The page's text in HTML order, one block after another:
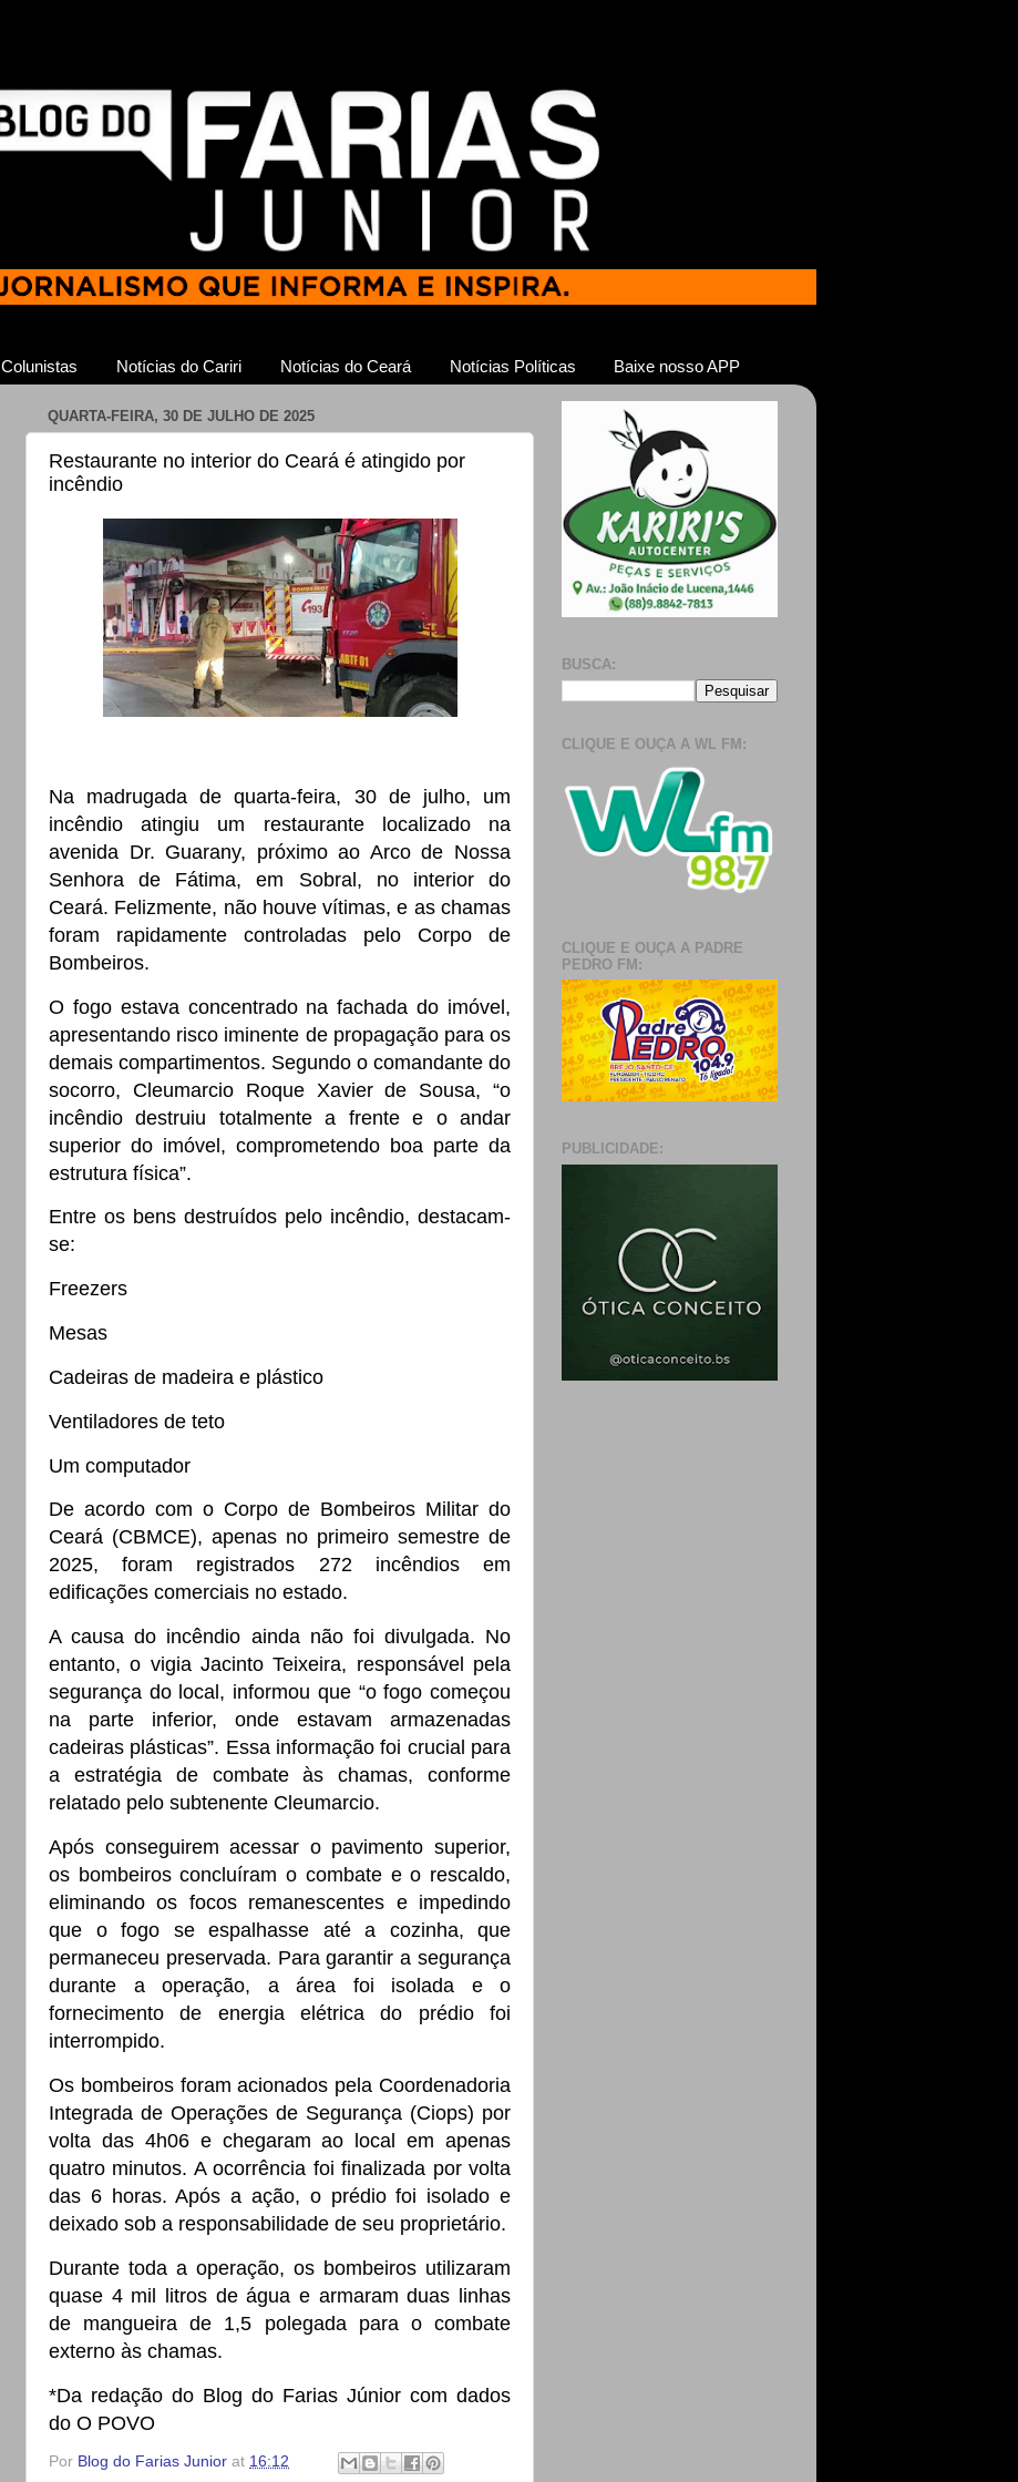
Colunistas Notícias do Cariri Notícias do Ceará Notícias Políticas Baixe nosso APP
QUARTA-FEIRA, 30 DE JULHO DE 2025
Restaurante no interior do Ceará é atingido por
incêndio
Na madrugada de quarta-feira, 30 de julho, um
incêndio atingiu um restaurante localizado na
avenida Dr. Guarany, próximo ao Arco de Nossa
Senhora de Fátima, em Sobral, no interior do
Ceará. Felizmente, não houve vítimas, e as chamas
foram rapidamente controladas pelo Corpo de
Bombeiros.
O fogo estava concentrado na fachada do imóvel,
apresentando risco iminente de propagação para os
demais compartimentos. Segundo o comandante do
socorro, Cleumarcio Roque Xavier de Sousa, “o
incêndio destruiu totalmente a frente e o andar
superior do imóvel, comprometendo boa parte da
estrutura física”.
Entre os bens destruídos pelo incêndio, destacam-
se:
Freezers
Mesas
Cadeiras de madeira e plástico
Ventiladores de teto
Um computador
De acordo com o Corpo de Bombeiros Militar do
Ceará (CBMCE), apenas no primeiro semestre de
2025, foram registrados 272 incêndios em
edificações comerciais no estado.
A causa do incêndio ainda não foi divulgada. No
entanto, o vigia Jacinto Teixeira, responsável pela
segurança do local, informou que “o fogo começou
na parte inferior, onde estavam armazenadas
cadeiras plásticas”. Essa informação foi crucial para
a estratégia de combate às chamas, conforme
relatado pelo subtenente Cleumarcio.
Após conseguirem acessar o pavimento superior,
os bombeiros concluíram o combate e o rescaldo,
eliminando os focos remanescentes e impedindo
que o fogo se espalhasse até a cozinha, que
permaneceu preservada. Para garantir a segurança
durante a operação, a área foi isolada e o
fornecimento de energia elétrica do prédio foi
interrompido.
Os bombeiros foram acionados pela Coordenadoria
Integrada de Operações de Segurança (Ciops) por
volta das 4h06 e chegaram ao local em apenas
quatro minutos. A ocorrência foi finalizada por volta
das 6 horas. Após a ação, o prédio foi isolado e
deixado sob a responsabilidade de seu proprietário.
Durante toda a operação, os bombeiros utilizaram
quase 4 mil litros de água e armaram duas linhas
de mangueira de 1,5 polegada para o combate
externo às chamas.
*Da redação do Blog do Farias Júnior com dados
do O POVO
Por Blog do Farias Junior at 16:12
BUSCA:
CLIQUE E OUÇA A WL FM:
CLIQUE E OUÇA A PADRE
PEDRO FM:
PUBLICIDADE: